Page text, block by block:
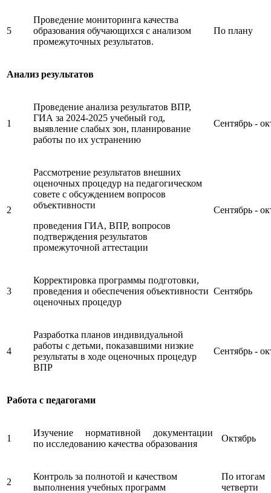
5
Проведение мониторинга качества
образования обучающихся с анализом
промежуточных результатов.
По плану
Анализ результатов
1
Проведение анализа результатов ВПР,
ГИА за 2024-2025 учебный год,
выявление слабых зон, планирование
работы по их устранению
Сентябрь -
2
Рассмотрение результатов внешних
оценочных процедур на педагогическом
совете с обсуждением вопросов
объективности
проведения ГИА, ВПР, вопросов
подтверждения результатов
промежуточной аттестации
Сентябрь -
3
Корректировка программы подготовки,
проведения и обеспечения объективности
оценочных процедур
Сентябрь
4
Разработка планов индивидуальной
работы с детьми, показавшими низкие
результаты в ходе оценочных процедур
ВПР
Сентябрь -
Работа с педагогами
1
Изучение нормативной документации
по исследованию качества образования
Октябрь
2
Контроль за полнотой и качеством
выполнения учебных программ
По итогам
четверти